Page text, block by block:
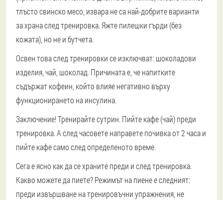
тлъсто свинско месо, извара не са най-добрите варианти
за храна след тренировка. Яжте пилешки гърди (без
кожата), но не и бутчета.
Освен това след тренировки се изключват: шоколадови
изделия, чай, шоколад. Причината е, че напитките
съдържат кофеин, който влияе негативно върху
функционирането на инсулина.
Заключение! Тренирайте сутрин. Пийте кафе (чай) преди
тренировка. А след часовете направете почивка от 2 часа и
пийте кафе само след определеното време.
Сега е ясно как да се храните преди и след тренировка.
Какво можете да пиете? Режимът на пиене е следният:
преди извършване на тренировъчни упражнения, не